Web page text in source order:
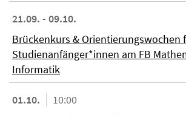
21.09. - 09.10.
Brückenkurs & Orientierungswochen
Studienanfänger*innen am FB
Informatik
01.10.
10:00